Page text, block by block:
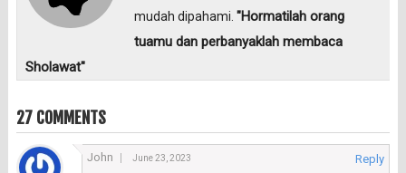
mudah dipahami."Hormatilah orang
tuamu dan perbanyaklah membaca
Sholawat"
27 COMMENTS
John June 23, 2023 Reply